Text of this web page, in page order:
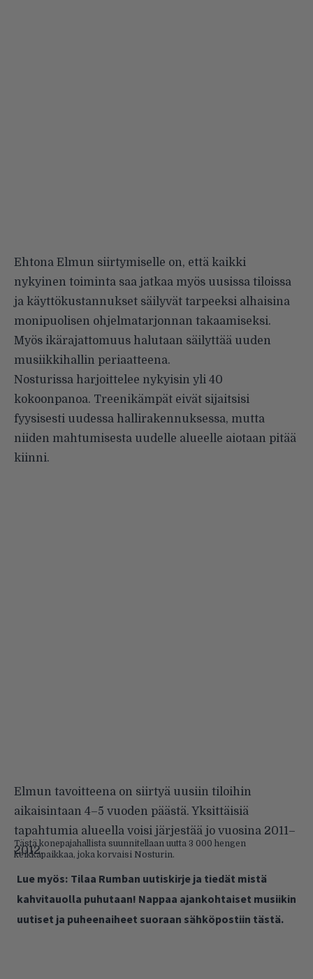
Ehtona Elmun siirtymiselle on, että kaikki
nykyinen toiminta saa jatkaa myös uusissa tiloissa
ja käyttökustannukset säilyvät tarpeeksi alhaisina
monipuolisen ohjelmatarjonnan takaamiseksi.
Myös ikärajattomuus halutaan säilyttää uuden
musiikkihallin periaatteena.
Nosturissa harjoittelee nykyisin yli 40
kokoonpanoa. Treenikämpät eivät sijaitsisi
fyysisesti uudessa hallirakennuksessa, mutta
niiden mahtumisesta uudelle alueelle aiotaan pitää
kiinni.
Elmun tavoitteena on siirtyä uusiin tiloihin
aikaisintaan 4–5 vuoden päästä. Yksittäisiä
tapahtumia alueella voisi järjestää jo vuosina 2011–
2012.
Tästä konepajahallista suunnitellaan uutta 3 000 hengen
keikkapaikkaa, joka korvaisi Nosturin.
Lue myös: Tilaa Rumban uutiskirje ja tiedät mistä
kahvitauolla puhutaan! Nappaa ajankohtaiset musiikin
uutiset ja puheenaiheet suoraan sähköpostiin tästä.